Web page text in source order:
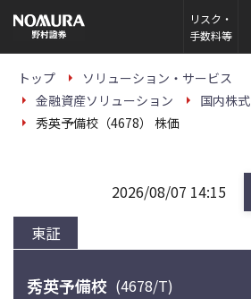
の
ー
リスク・
手数料等
トップ
ソリューション・サービス
金融資産ソリューション
国内株式
秀英予備校（4678） 株価
東証
2026/08/07 14:15
秀英予備校 (4678/T)